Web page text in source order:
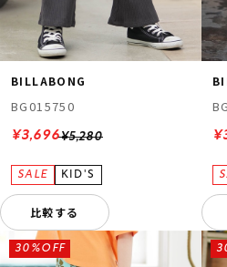
BILLABONG
BG015750
¥5,280
¥3,696
比較する
30%OFF